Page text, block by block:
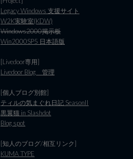
Legacy Windows 支援サイト
W2K実験室(KDW)
Windows2000掲示板
Win2000SP5 日本語版
[Livedoor専用]
Livedoor Blog 管理
[個人ブログ別館]
ティルの気まぐれ日記 SeasonII
黒翼猫 in Slashdot
Blog spot
[知人のブログ/相互リンク]
KUMA TYPE